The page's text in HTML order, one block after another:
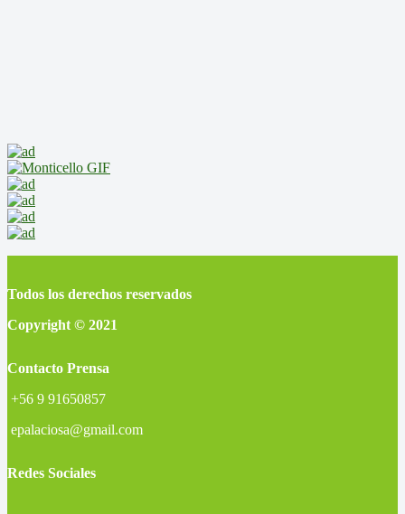
Todos los derechos reservados
Copyright © 2021
Contacto Prensa
+56 9 91650857
epalaciosa@gmail.com
Redes Sociales